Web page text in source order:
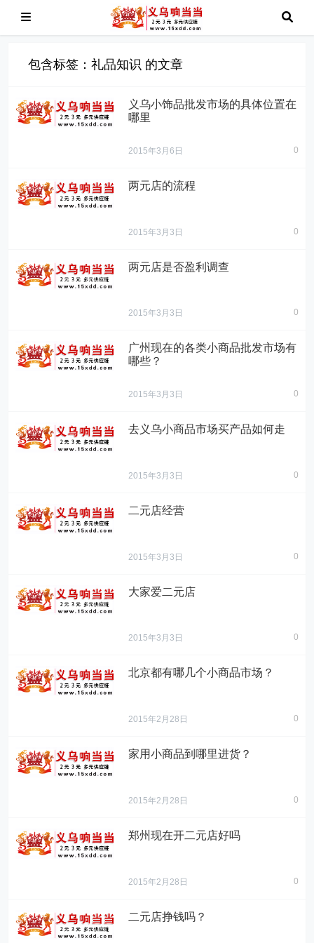
包含标签：礼品知识 的文章
义乌小饰品批发市场的具体位置在
哪里
2015年3月6日 0
两元店的流程
2015年3月3日 0
两元店是否盈利调查
2015年3月3日 0
广州现在的各类小商品批发市场有
哪些？
2015年3月3日 0
去义乌小商品市场买产品如何走
2015年3月3日 0
二元店经营
2015年3月3日 0
大家爱二元店
2015年3月3日 0
北京都有哪几个小商品市场？
2015年2月28日 0
家用小商品到哪里进货？
2015年2月28日 0
郑州现在开二元店好吗
2015年2月28日 0
二元店挣钱吗？